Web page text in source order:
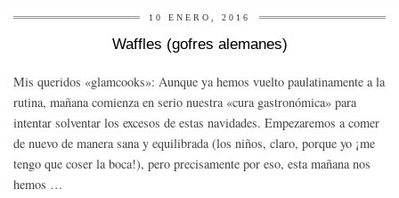
10 ENERO, 2016
Waffles (gofres alemanes)
Mis queridos «glamcooks»: Aunque ya hemos vuelto paulatinamente a la
rutina, mañana comienza en serio nuestra «cura gastronómica» para
intentar solventar los excesos de estas navidades. Empezaremos a comer
de nuevo de manera sana y equilibrada (los niños, claro, porque yo ¡me
tengo que coser la boca!), pero precisamente por eso, esta mañana nos
hemos …